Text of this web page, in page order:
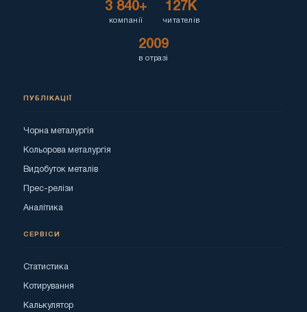
3 840+
компанії
127K
читателів
2009
в отразі
ПУБЛІКАЦІЇ
Чорна металургія
Кольорова металургія
Видобуток металів
Прес-релізи
Аналітика
СЕРВІСИ
Статистика
Котирування
Калькулятор